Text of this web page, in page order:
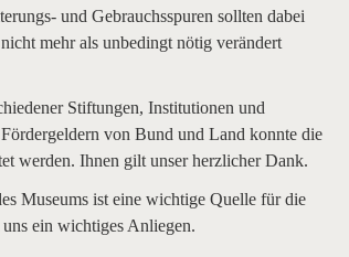
und Gebrauchsspuren sollten dabei
mehr als unbedingt nötig verändert
Stiftungen, Institutionen und
von Bund und Land konnte die
werden. Ihnen gilt unser herzlicher Dank.
Museums ist eine wichtige Quelle für die
ein wichtiges Anliegen.